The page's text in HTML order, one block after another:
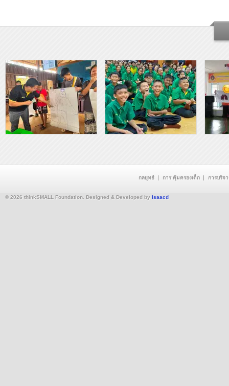
กลยุทธ์ การ คุ้มครองเด็ก การบริจ
© 2026 thinkSMALL Foundation. Designed & Developed by Isaacd